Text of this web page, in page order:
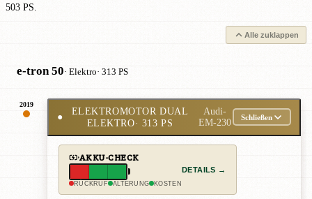
503 PS.
Alle zuklappen
e-tron 50· Elektro· 313 PS
2019
●
ELEKTROMOTOR DUAL
ELEKTRO· 313 PS
Audi-
EM-230
Schließen
AKKU-CHECK
RÜCKRUF ALTERUNG KOSTEN
DETAILS →